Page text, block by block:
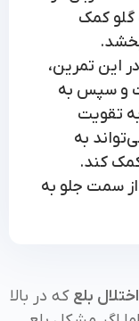
کمک
این تمرین،
و سپس به
تقویت
به
کند.
سمت جلو به
بلع که در بالا